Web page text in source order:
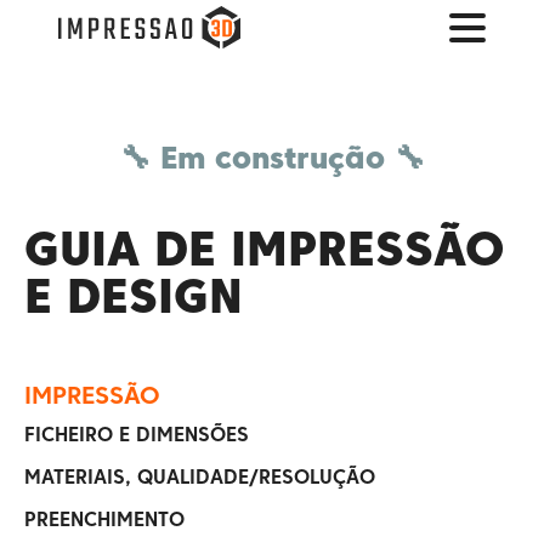
🔧 Em construção 🔧
GUIA DE IMPRESSÃO
E DESIGN
IMPRESSÃO
FICHEIRO E DIMENSÕES
MATERIAIS, QUALIDADE/RESOLUÇÃO
PREENCHIMENTO